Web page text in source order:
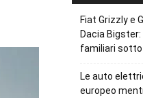
Fiat Grizzly e
Dacia
familiari sotto
Le auto
europeo